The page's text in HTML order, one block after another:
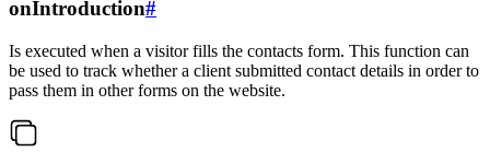
onIntroduction#
Is executed when a visitor fills the contacts form. This function can
be used to track whether a client submitted contact details in order to
pass them in other forms on the website.